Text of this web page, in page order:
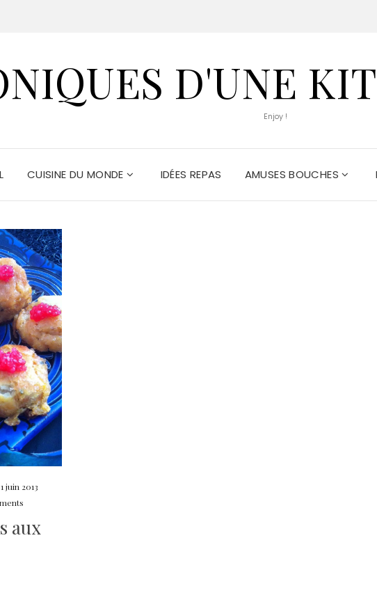
D'UNE
Enjoy !
CUISINE DU MONDE IDÉES REPAS AMUSES BOUCHES
1 juin 2013
aux